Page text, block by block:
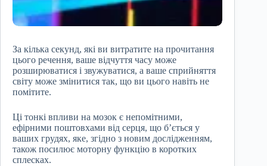
За кілька секунд, які ви витратите на прочитання
цього речення, ваше відчуття часу може
розширюватися і звужуватися, а ваше сприйняття
світу може змінитися так, що ви цього навіть не
помітите.
Ці тонкі впливи на мозок є непомітними,
ефірними поштовхами від серця, що б’ється у
ваших грудях, яке, згідно з новим дослідженням,
також посилює моторну функцію в коротких
сплесках.